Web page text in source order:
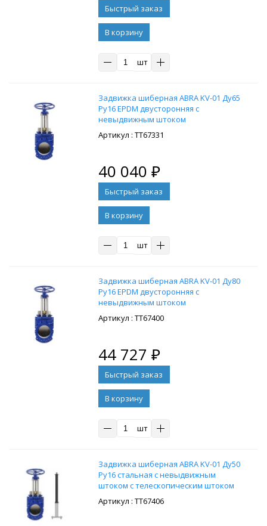
В корзину
шт
Задвижка шиберная ABRA KV-01 Ду65
Ру16 EPDM двусторонняя с
невыдвижным штоком
: ТТ67331
40 040 ₽
В корзину
шт
Задвижка шиберная ABRA KV-01 Ду80
Ру16 EPDM двусторонняя с
невыдвижным штоком
: ТТ67400
44 727 ₽
В корзину
шт
Задвижка шиберная ABRA KV-01 Ду50
Ру16 стальная с невыдвижным
штоком с телескопическим штоком
1300-1800 мм, на штурвал,
управление Т-образный ключ, без
: ТТ67406